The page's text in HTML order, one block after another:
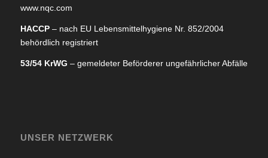
www.nqc.com
HACCP– nach EU Lebensmittelhygiene Nr. 852/2004
behördlich registriert
53/54 KrWG – gemeldeter Beförderer ungefährlicher Abfälle
UNSER NETZWERK